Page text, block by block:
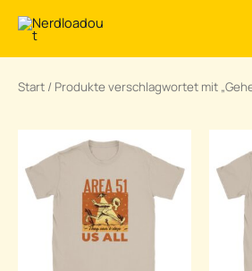
Inhalt
Start / Produkte verschlagwortet mit